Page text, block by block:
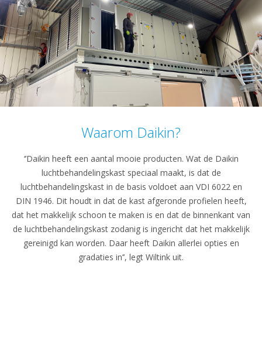
Waarom Daikin?
‘’Daikin heeft een aantal mooie producten. Wat de Daikin
luchtbehandelingskast speciaal maakt, is dat de
luchtbehandelingskast in de basis voldoet aan VDI 6022 en
DIN 1946. Dit houdt in dat de kast afgeronde profielen heeft,
dat het makkelijk schoon te maken is en dat de binnenkant van
de luchtbehandelingskast zodanig is ingericht dat het makkelijk
gereinigd kan worden. Daar heeft Daikin allerlei opties en
gradaties in’’, legt Wiltink uit.